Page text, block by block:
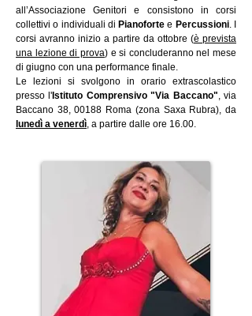
all’Associazione Genitori e consistono in corsi
collettivi o individuali di Pianoforte e Percussioni. I
corsi avranno inizio a partire da ottobre (è prevista
una lezione di prova) e si concluderanno nel mese
di giugno con una performance finale.
Le lezioni si svolgono in orario extrascolastico
presso l' Istituto Comprensivo "Via Baccano",via
Baccano 38, 00188 Roma (zona Saxa Rubra),da
lunedì a venerdì, a partire dalle ore 16.00.